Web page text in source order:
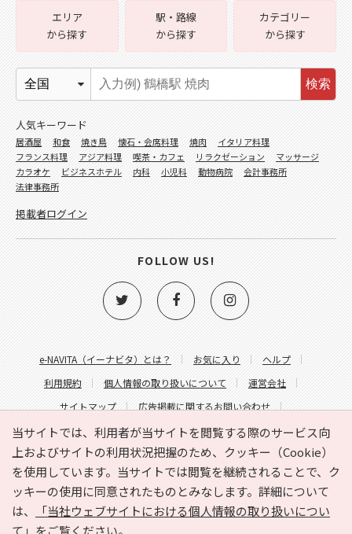
当サイトでは、利用者が当サイトを閲覧する際のサービス向
上およびサイトの利用状況把握のため、クッキー（Cookie）
を使用しています。当サイトでは閲覧を継続されることで、ク
ッキーの使用に同意されたものとみなします。詳細について
は、
「当社ウェブサイトにおける個人情報の取り扱いについ
て」 をご覧ください。
e-NAVITA（イーナビタ）とは？ お気に入り
ヘルプ
利用規約
個人情報の取り扱いについて
運営会社
サイトマップ
広告掲載に関するお問い合わせ
サイトの内容に関するお問い合わせ
エリア
から探す
駅・路線
から探す
カテゴリー
から探す
検索
人気キーワード
居酒屋 和食 焼き鳥 懐石・会席料理 焼肉
イタリア料理
フランス料理
アジア料理 喫茶・カフェ リラクゼーション
マッサージ
カラオケ
ビジネスホテル 内科 小児科 動物病院
会計事務所
法律事務所
掲載者ログイン
FOLLOW US!
Copyright © HYOJITO.Co.,Ltd. All Rights Reserved.